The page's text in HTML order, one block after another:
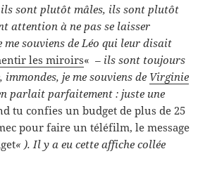
ils sont plutôt mâles, ils sont plutôt
attention à ne pas se laisser
me souviens de Léo qui leur disait
les miroirs« – ils sont toujours
je me souviens de Virginie
parlait parfaitement : juste une
tu confies un budget de plus de 25
pour faire un téléfilm, le message
« ). Il y a eu cette affiche collée